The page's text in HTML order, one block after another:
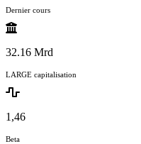
Dernier cours
32.16 Mrd
LARGE capitalisation
1,46
Beta